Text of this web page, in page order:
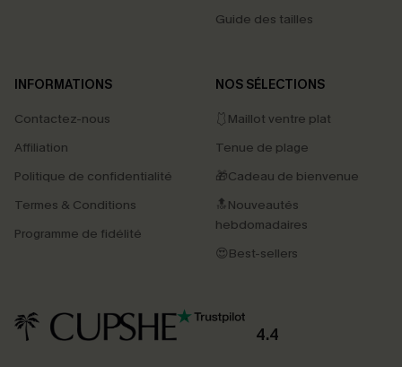
Guide des tailles
INFORMATIONS
Contactez-nous
Affiliation
Politique de confidentialité
Termes & Conditions
Programme de fidélité
NOS SÉLECTIONS
🩱Maillot ventre plat
Tenue de plage
🎁Cadeau de bienvenue
🔝Nouveautés
hebdomadaires
😍Best-sellers
4.4